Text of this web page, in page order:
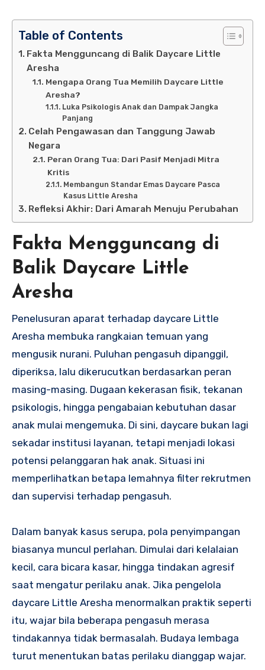
Table of Contents
Fakta Mengguncang di Balik Daycare Little
Aresha
Mengapa Orang Tua Memilih Daycare Little
Aresha?
Luka Psikologis Anak dan Dampak Jangka
Panjang
Celah Pengawasan dan Tanggung Jawab
Negara
Peran Orang Tua: Dari Pasif Menjadi Mitra
Kritis
Membangun Standar Emas Daycare Pasca
Kasus Little Aresha
Refleksi Akhir: Dari Amarah Menuju Perubahan
Fakta Mengguncang di
Balik Daycare Little
Aresha
Penelusuran aparat terhadap daycare Little
Aresha membuka rangkaian temuan yang
mengusik nurani. Puluhan pengasuh dipanggil,
diperiksa, lalu dikerucutkan berdasarkan peran
masing-masing. Dugaan kekerasan fisik, tekanan
psikologis, hingga pengabaian kebutuhan dasar
anak mulai mengemuka. Di sini, daycare bukan lagi
sekadar institusi layanan, tetapi menjadi lokasi
potensi pelanggaran hak anak. Situasi ini
memperlihatkan betapa lemahnya filter rekrutmen
dan supervisi terhadap pengasuh.
Dalam banyak kasus serupa, pola penyimpangan
biasanya muncul perlahan. Dimulai dari kelalaian
kecil, cara bicara kasar, hingga tindakan agresif
saat mengatur perilaku anak. Jika pengelola
daycare Little Aresha menormalkan praktik seperti
itu, wajar bila beberapa pengasuh merasa
tindakannya tidak bermasalah. Budaya lembaga
turut menentukan batas perilaku dianggap wajar.